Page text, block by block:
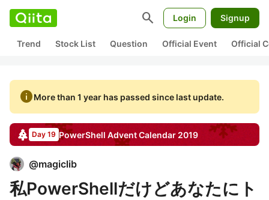
search Login Signup
Trend Stock List Question Official Event Official
infoMore than 1 year has passed since last update.
Day 19 PowerShell Advent Calendar 2019
@magiclib
私PowerShellだけどあなたにト